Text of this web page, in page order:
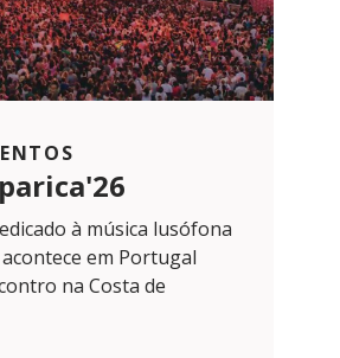
à música lusófona
em Portugal
na Costa de